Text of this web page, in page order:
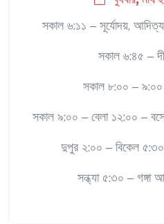
সকাল ৬:১১ – সূর্যোদয়,
সকাল ৬:৪৫ –
সকাল ৮:০০ – ৯:০০
সকাল ৯:০০ – বেলা ১২:০০ –
দুপুর ২:০০ – বিকেল ৫:৩০
সন্ধ্যা ৫:৩০ – গঙ্গা